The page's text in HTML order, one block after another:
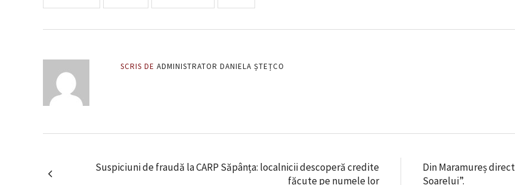
SCRIS DE ADMINISTRATOR DANIELA ȘTEȚCO
Suspiciuni de fraudă la CARP Săpânța: localnicii descoperă credite
făcute pe numele lor
Din Maramureș
Soarelui”.